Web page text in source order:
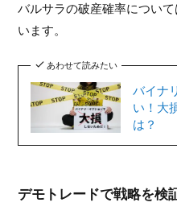
バルサラの破産確率につい
います。
あわせて読みたい
バイナ
い！大
は？
デモトレードで戦略を検